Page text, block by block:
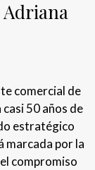
Adriana
comercial de
50 años de
estratégico
por la
compromiso